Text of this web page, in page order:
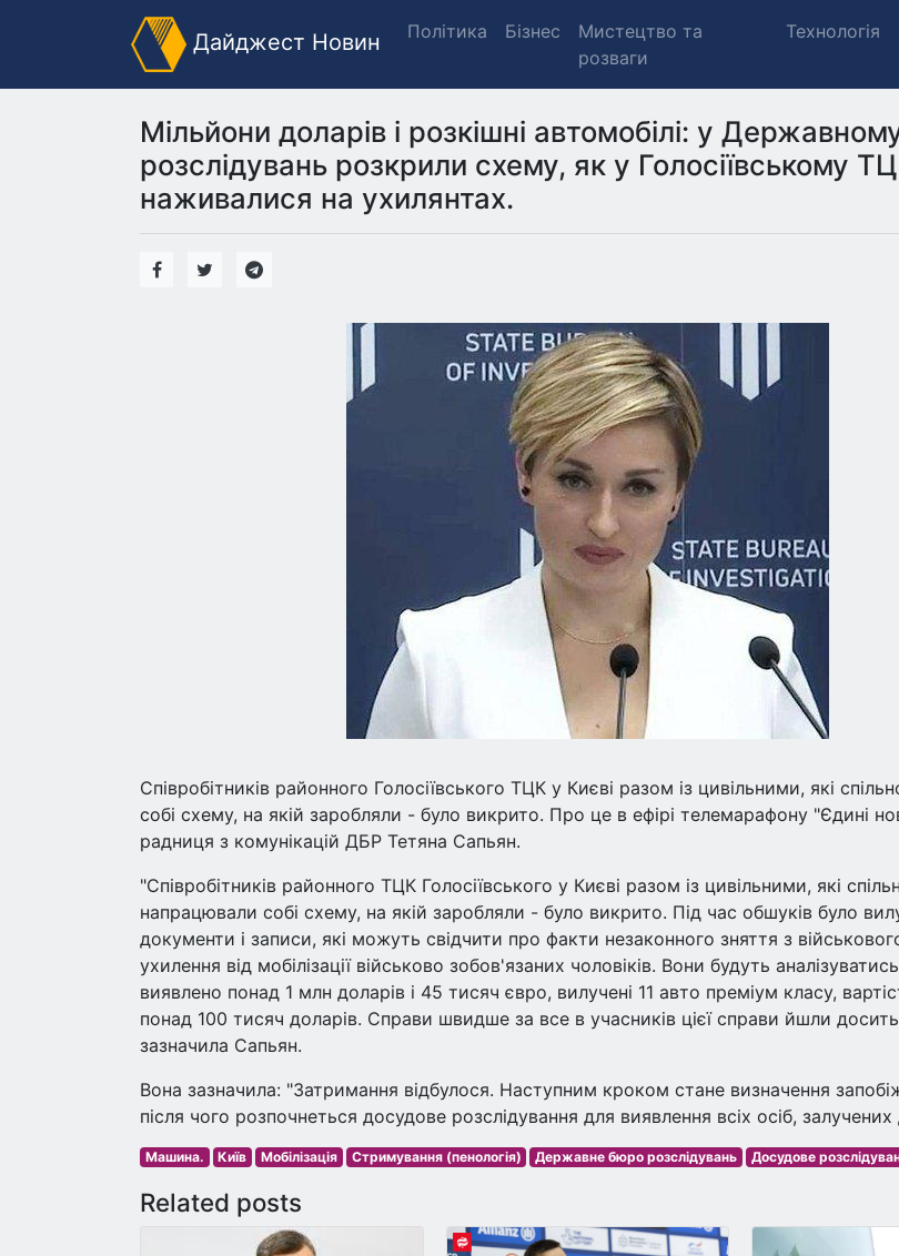
Дайджест Новин Політика Бізнес
Мистецтво та
розваги
Технологія
Мільйони доларів і розкішні автомобілі: у
розслідувань розкрили схему, як у Голосіївському
наживалися на ухилянтах.
Співробітників районного Голосіївського ТЦК у Києві разом із цивільними, які
собі схему, на якій заробляли - було викрито. Про це в ефірі телемарафону "Єдині
радниця з комунікацій ДБР Тетяна Сапьян.
"Співробітників районного ТЦК Голосіївського у Києві разом із цивільними, які
напрацювали собі схему, на якій заробляли - було викрито. Під час обшуків було
документи і записи, які можуть свідчити про факти незаконного зняття з
ухилення від мобілізації військово зобов'язаних чоловіків. Вони будуть
виявлено понад 1 млн доларів і 45 тисяч євро, вилучені 11 авто преміум класу,
понад 100 тисяч доларів. Справи швидше за все в учасників цієї справи йшли
зазначила Сапьян.
Вона зазначила: "Затримання відбулося. Наступним кроком стане визначення
після чого розпочнеться досудове розслідування для виявлення всіх осіб, залучених
Машина. Київ Мобілізація Стримування (пенологія) Державне бюро розслідувань Досудове
Related posts